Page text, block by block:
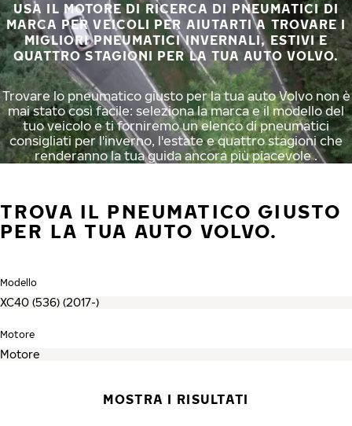
USA IL MOTORE DI RICERCA DI PNEUMATICI DI
MARCA PER VEICOLI PER AIUTARTI A TROVARE I
MIGLIORI PNEUMATICI INVERNALI, ESTIVI E
QUATTRO STAGIONI PER LA TUA AUTO VOLVO.
Trovare lo pneumatico giusto per la tua auto Volvo non è
mai stato così facile: seleziona la marca e il modello del
tuo veicolo e ti forniremo un elenco di pneumatici
consigliati per l'inverno, l'estate e quattro stagioni che
renderanno la tua guida ancora più piacevole .
TROVA IL PNEUMATICO GIUSTO
PER LA TUA AUTO VOLVO.
Modello
Motore
MOSTRA I RISULTATI